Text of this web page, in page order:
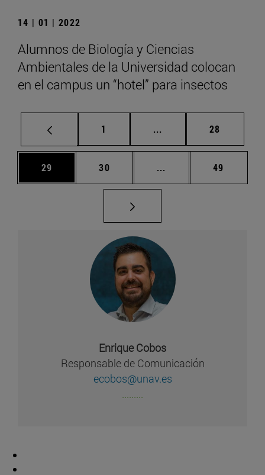
14 | 01 | 2022
Alumnos de Biología y Ciencias
Ambientales de la Universidad colocan
en el campus un “hotel” para insectos
Página
1 ... Páginas intermedias
Página
28
Página
29 Página
30 ... Páginas intermedias
Página
49
Enrique Cobos
Responsable de Comunicación
ecobos@unav.es
.........